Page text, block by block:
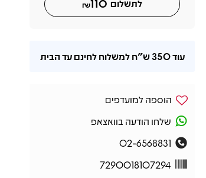
לתשלום 110
₪
עוד350 ש"ח למשלוח לחינם עד הבית
הוספה למועדפים
שלחו הודעה בוואצאפ
02-6568831
7290018107294